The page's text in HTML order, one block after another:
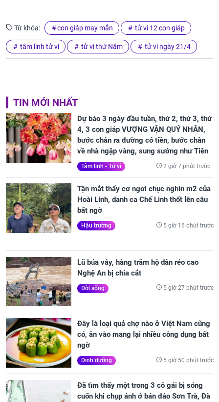
Từ khóa: con giáp may mắn tử vi 12 con giáp
tâm linh tử vi tử vi thứ Năm tử vi ngày 21/4
TIN MỚI NHẤT
Dự báo 3 ngày đầu tuần, thứ 2, thứ 3, thứ
4, 3 con giáp VƯỢNG VẬN QUÝ NHÂN,
bước chân ra đường có tiền, bước chân
về nhà ngập vàng, sung sướng như Tiên
Tâm linh - Tử vi 2 giờ 7 phút trước
Tận mắt thấy cơ ngơi chục nghìn m2 của
Hoài Linh, danh ca Chế Linh thốt lên câu
bất ngờ
Hậu trường 5 giờ 16 phút trước
Lũ bủa vây, hàng trăm hộ dân rẻo cao
Nghệ An bị chia cắt
Đời sống 5 giờ 27 phút trước
Đây là loại quả chợ nào ở Việt Nam cũng
có, ăn vào mang lại nhiều công dụng bất
ngờ
Dinh dưỡng 5 giờ 50 phút trước
Đã tìm thấy một trong 3 cô gái bị sóng
cuốn khi chụp ảnh ở bán đảo Sơn Trà, Đà